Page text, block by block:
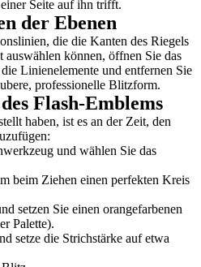
Seite auf ihn trifft.
der Ebenen
die die Kanten des Riegels
können, öffnen Sie das
Linienelemente und entfernen Sie
professionelle Blitzform.
Flash-Emblems
haben, ist es an der Zeit, den
und wählen Sie das
beim Ziehen einen perfekten Kreis
setzen Sie einen orangefarbenen
Palette).
setze die Strichstärke auf etwa